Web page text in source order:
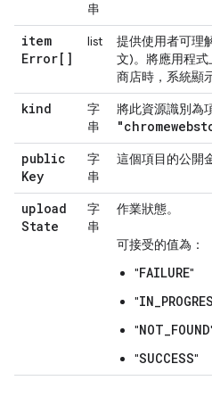
串
item
Error[]
list
提供使用者可理
文)。將應用程
商店時，系統顯
kind
字
串
將此資源識別為
public
Key
字
串
這個項目的公開
upload
State
字
串
作業狀態。
可接受的值為：
"FAILURE"
"
"NOT_FOUND
"SUCCESS"